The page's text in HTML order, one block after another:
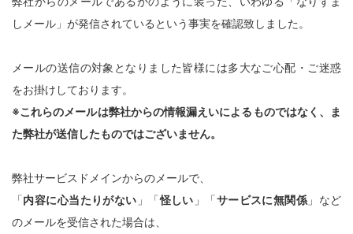
しメール」が発信されているという事実を確認致しました。
メールの送信の対象となりました皆様には多大なご心配・ご迷惑
をお掛けしております。
※これらのメールは弊社からの情報漏えいによるものではなく、ま
た弊社が送信したものではございません。
弊社サービスドメインからのメールで、
「内容に心当たりがない 」「怪しい 」「サービスに無関係 」など
のメールを受信された場合は、